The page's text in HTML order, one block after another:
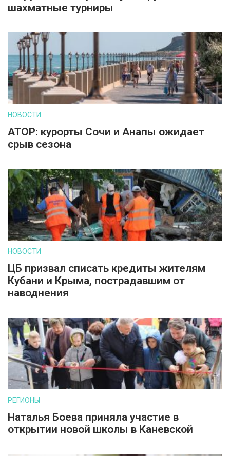
шахматные турниры
НОВОСТИ
АТОР: курорты Сочи и Анапы ожидает
срыв сезона
НОВОСТИ
ЦБ призвал списать кредиты жителям
Кубани и Крыма, пострадавшим от
наводнения
РЕГИОНЫ
Наталья Боева приняла участие в
открытии новой школы в Каневской